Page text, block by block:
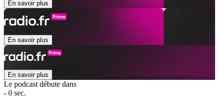
En savoir plus
En savoir plus
En savoir plus
Le podcast débute dans
- 0 sec.